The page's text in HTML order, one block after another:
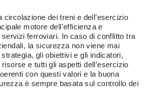
circolazione dei treni e dell’esercizio
motore dell'efficienza e
servizi ferroviari. In caso di conflitto tra
la sicurezza non viene mai
gli obiettivi e gli indicatori,
e tutti gli aspetti dell’esercizio
con questi valori e la buona
è sempre basata sul controllo dei